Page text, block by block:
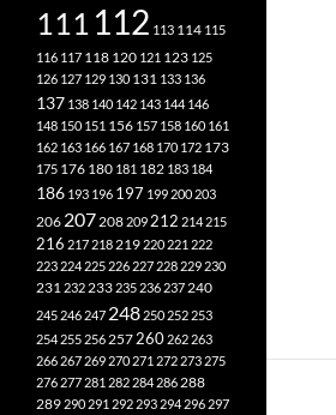
111 112 113 114 115
116 117 118 120 121 123 125
126 127 129 130 131 133 136
137 138 140 142 143 144 146
148 150 151 156 157 158 160 161
162 163 166 167 168 170 172 173
175 176 180 181 182 183 184
186 193 196 197 199 200 203
206 207 208 209 212 214 215
216 217 218219 220 221 222
223 224 225 226 227 228 229 230
231 232 233 235 236 237240
245 246 247248 250 252 253
254 255 256257 260 262 263
266 267 269 270 271 272 273 275
276 277 281 282 284 286 288
289 290 291 292 293 294 296 297